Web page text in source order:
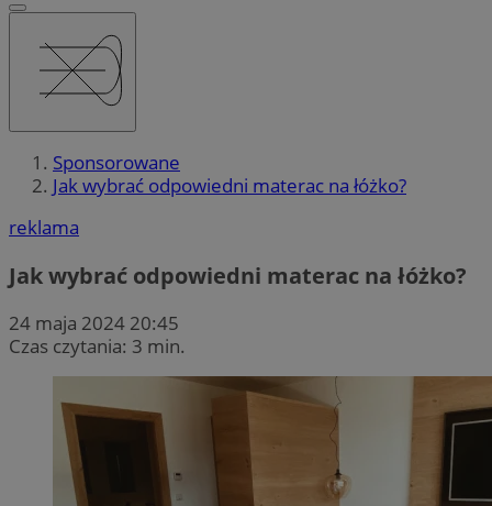
Sponsorowane
Jak wybrać odpowiedni materac na łóżko?
reklama
Jak wybrać odpowiedni materac na łóżko?
24 maja 2024 20:45
Czas czytania: 3 min.